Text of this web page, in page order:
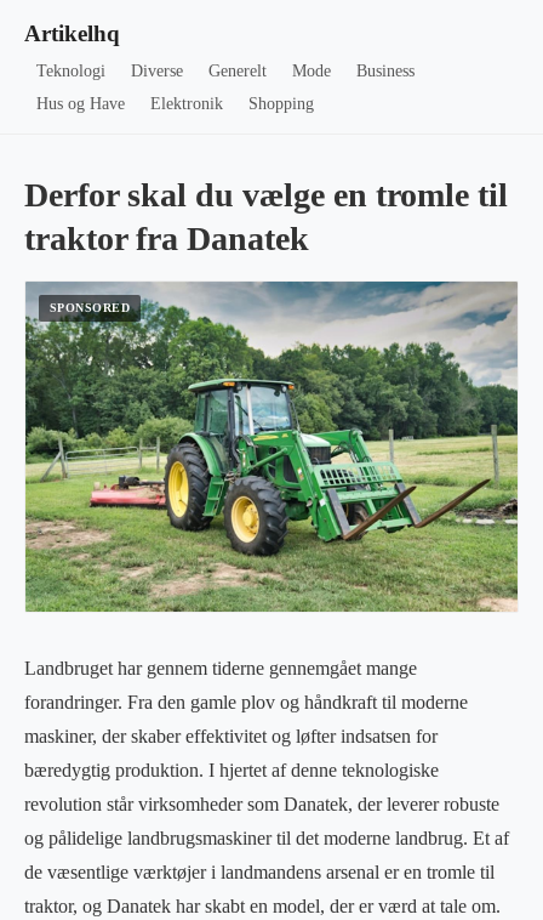
Artikelhq
Teknologi Diverse Generelt Mode
Business
Hus og Have
Elektronik Shopping
Derfor skal du vælge en tromle til
traktor fra Danatek
Landbruget har gennem tiderne gennemgået mange
forandringer. Fra den gamle plov og håndkraft til moderne
maskiner, der skaber effektivitet og løfter indsatsen for
bæredygtig produktion. I hjertet af denne teknologiske
revolution står virksomheder som Danatek, der leverer robuste
og pålidelige landbrugsmaskiner til det moderne landbrug. Et af
de væsentlige værktøjer i landmandens arsenal er en tromle til
traktor, og Danatek har skabt en model, der er værd at tale om.